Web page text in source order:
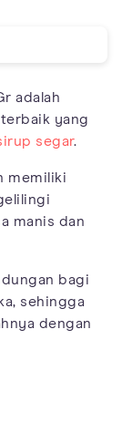
adalah
yang
segar.
memiliki
manis dan
bagi
sehingga
dengan